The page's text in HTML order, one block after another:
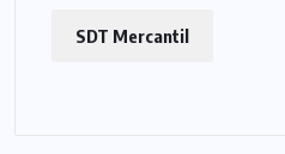
SDT Mercantil